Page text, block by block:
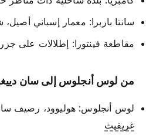
سانتا باربرا: معمار إسباني
مقاطعة فينتورا: إطلالات على جزر
من لوس أنجلوس إلى سان دييغو (3 - 5
لوس أنجلوس: هوليوود، رصيف
غريفيث